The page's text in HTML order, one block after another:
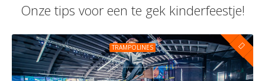
Onze tips voor een te gek kinderfeestje!
TRAMPOLINES